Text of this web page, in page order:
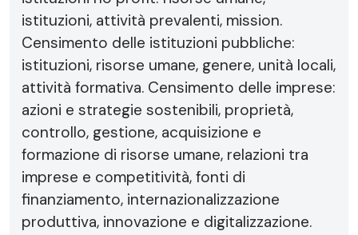
istituzioni, attività prevalenti, mission.
Censimento delle istituzioni pubbliche:
istituzioni, risorse umane, genere, unità locali,
attività formativa. Censimento delle imprese:
azioni e strategie sostenibili, proprietà,
controllo, gestione, acquisizione e
formazione di risorse umane, relazioni tra
imprese e competitività, fonti di
finanziamento, internazionalizzazione
produttiva, innovazione e digitalizzazione.